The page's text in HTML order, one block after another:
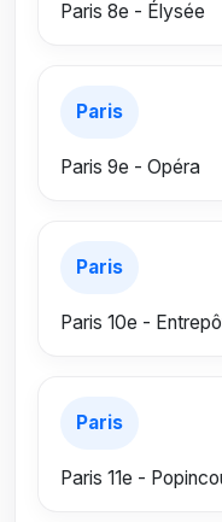
Paris 8e - Élysée
Paris
Paris 9e - Opéra
Paris
Paris 10e -
Paris
Paris 11e -